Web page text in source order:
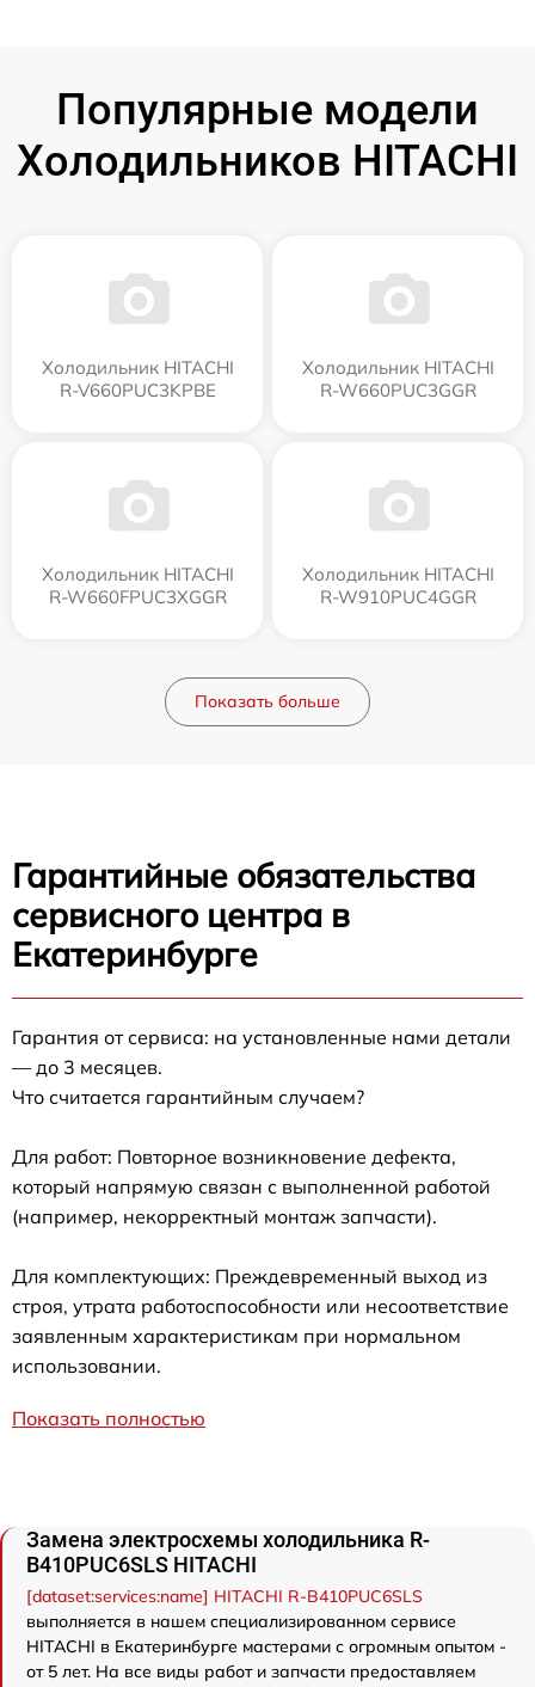
Популярные модели
Холодильников HITACHI
Холодильник HITACHI
R-V660PUC3KPBE
Холодильник HITACHI
R-W660PUC3GGR
Холодильник HITACHI
R-W660FPUC3XGGR
Холодильник HITACHI
R-W910PUC4GGR
Показать больше
Гарантийные обязательства
сервисного центра в
Екатеринбурге
Гарантия от сервиса: на установленные нами детали
— до 3 месяцев.
Что считается гарантийным случаем?
Для работ: Повторное возникновение дефекта,
который напрямую связан с выполненной работой
(например, некорректный монтаж запчасти).
Для комплектующих: Преждевременный выход из
строя, утрата работоспособности или несоответствие
заявленным характеристикам при нормальном
использовании.
Показать полностью
Замена электросхемы холодильника R-
B410PUC6SLS HITACHI
[dataset:services:name] HITACHI R-B410PUC6SLS
выполняется в нашем специализированном сервисе
HITACHI в Екатеринбурге мастерами с огромным опытом -
от 5 лет. На все виды работ и запчасти предоставляем